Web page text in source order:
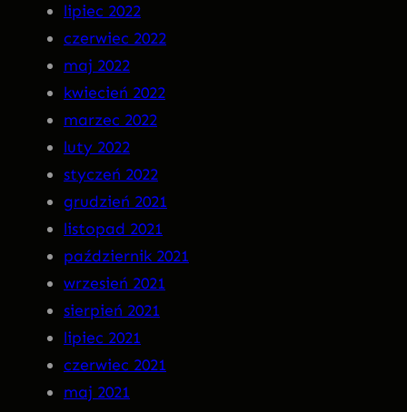
lipiec 2022
czerwiec 2022
maj 2022
kwiecień 2022
marzec 2022
luty 2022
styczeń 2022
grudzień 2021
listopad 2021
październik 2021
wrzesień 2021
sierpień 2021
lipiec 2021
czerwiec 2021
maj 2021